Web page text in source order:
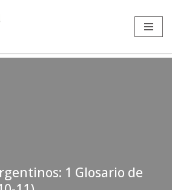
1 Glosario de